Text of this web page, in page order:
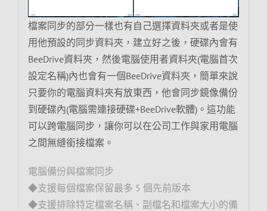
檔案同步的部分一樣也有自己選擇資料夾或者是使
用他預設的同步資料夾，建立好之後，硬碟內會有
BeeDrive資料夾，然後電腦使用者資料夾(電腦首次
設定名稱)內也會有一個BeeDrive資料夾，簡單來說
只要你的電腦資料夾有放東西，他會同步鏡像備份
到硬碟內(電腦需連接硬碟+BeeDrive軟體)。這功能
可以跨電腦同步，讓你可以在公司工作與家用電腦
之間無縫銜接檔案。
電腦備份與檔案同步
◆支援每個檔案保留最多 5 個先前版本
◆支援排除特定檔案名稱、副檔名和檔案大小的備